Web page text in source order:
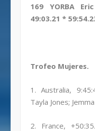
169 YORBA
49:03.21 *
Trofeo Mujeres.
1. Australia,
Tayla Jones;
2. France,